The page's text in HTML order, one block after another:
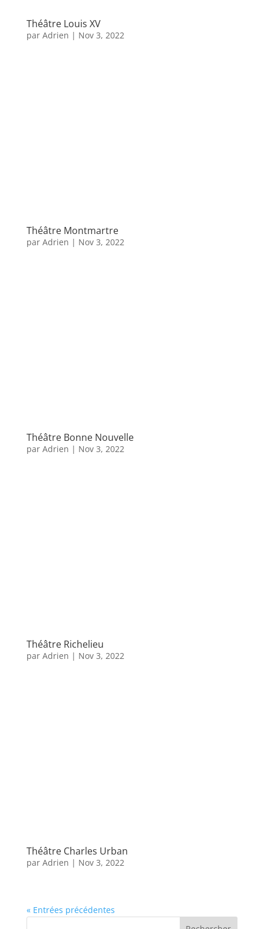
Théâtre Louis XV
par Adrien | Nov 3, 2022
Théâtre Montmartre
par Adrien | Nov 3, 2022
Théâtre Bonne Nouvelle
par Adrien | Nov 3, 2022
Théâtre Richelieu
par Adrien | Nov 3, 2022
Théâtre Charles Urban
par Adrien | Nov 3, 2022
« Entrées précédentes